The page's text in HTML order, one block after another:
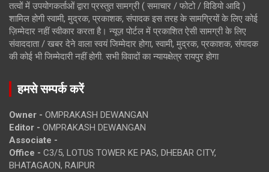
तत्वों में उपयोगकर्ताओं द्वारा प्रस्तुत सामग्री ( समाचार / फोटो / विडियो आदि )
शामिल होगी स्वामी, मुद्रक, प्रकाशक, संपादक इस तरह के सामग्रियों के लिए कोई
ज़िम्मेदार नहीं स्वीकार करता है। न्यूज़ पोर्टल में प्रकाशित ऐसी सामग्री के लिए
संवाददाता / खबर देने वाला स्वयं जिम्मेदार होगा, स्वामी, मुद्रक, प्रकाशक, संपादक
की कोई भी जिम्मेदारी नहीं होगी. सभी विवादों का न्यायक्षेत्र रायपुर होगा
हमसे सम्पर्क करें
Owner - OMPRAKASH DEWANGAN
Editor - OMPRAKASH DEWANGAN
Associate -
Office - C3/5, LOTUS TOWER KE PAS, DHEBAR CITY,
BHATAGAON, RAIPUR